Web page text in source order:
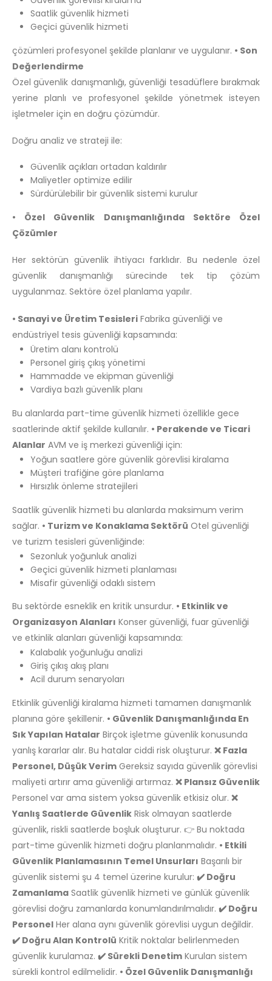
Saatlik güvenlik hizmeti
Geçici güvenlik hizmeti
çözümleri profesyonel şekilde planlanır ve uygulanır. • Son
Değerlendirme
Özel güvenlik danışmanlığı, güvenliği tesadüflere bırakmak
yerine planlı ve profesyonel şekilde yönetmek isteyen
işletmeler için en doğru çözümdür.
Doğru analiz ve strateji ile:
Güvenlik açıkları ortadan kaldırılır
Maliyetler optimize edilir
Sürdürülebilir bir güvenlik sistemi kurulur
• Özel Güvenlik Danışmanlığında Sektöre Özel
Çözümler
Her sektörün güvenlik ihtiyacı farklıdır. Bu nedenle özel
güvenlik danışmanlığı sürecinde tek tip çözüm
uygulanmaz. Sektöre özel planlama yapılır.
• Sanayi ve Üretim Tesisleri Fabrika güvenliği ve
endüstriyel tesis güvenliği kapsamında:
Üretim alanı kontrolü
Personel giriş çıkış yönetimi
Hammadde ve ekipman güvenliği
Vardiya bazlı güvenlik planı
Bu alanlarda part-time güvenlik hizmeti özellikle gece
saatlerinde aktif şekilde kullanılır. • Perakende ve Ticari
Alanlar AVM ve iş merkezi güvenliği için:
Yoğun saatlere göre güvenlik görevlisi kiralama
Müşteri trafiğine göre planlama
Hırsızlık önleme stratejileri
Saatlik güvenlik hizmeti bu alanlarda maksimum verim
sağlar. • Turizm ve Konaklama Sektörü Otel güvenliği
ve turizm tesisleri güvenliğinde:
Sezonluk yoğunluk analizi
Geçici güvenlik hizmeti planlaması
Misafir güvenliği odaklı sistem
Bu sektörde esneklik en kritik unsurdur. • Etkinlik ve
Organizasyon Alanları Konser güvenliği, fuar güvenliği
ve etkinlik alanları güvenliği kapsamında:
Kalabalık yoğunluğu analizi
Giriş çıkış akış planı
Acil durum senaryoları
Etkinlik güvenliği kiralama hizmeti tamamen danışmanlık
planına göre şekillenir. • Güvenlik Danışmanlığında En
Sık Yapılan Hatalar Birçok işletme güvenlik konusunda
yanlış kararlar alır. Bu hatalar ciddi risk oluşturur. ❌ Fazla
Personel, Düşük Verim Gereksiz sayıda güvenlik görevlisi
maliyeti artırır ama güvenliği artırmaz. ❌ Plansız Güvenlik
Personel var ama sistem yoksa güvenlik etkisiz olur. ❌
Yanlış Saatlerde Güvenlik Risk olmayan saatlerde
güvenlik, riskli saatlerde boşluk oluşturur. 👉 Bu noktada
part-time güvenlik hizmeti doğru planlanmalıdır. • Etkili
Güvenlik Planlamasının Temel Unsurları Başarılı bir
güvenlik sistemi şu 4 temel üzerine kurulur: ✔️ Doğru
Zamanlama Saatlik güvenlik hizmeti ve günlük güvenlik
görevlisi doğru zamanlarda konumlandırılmalıdır. ✔️ Doğru
Personel Her alana aynı güvenlik görevlisi uygun değildir.
✔️ Doğru Alan Kontrolü Kritik noktalar belirlenmeden
güvenlik kurulamaz. ✔️ Sürekli Denetim Kurulan sistem
sürekli kontrol edilmelidir. • Özel Güvenlik Danışmanlığı